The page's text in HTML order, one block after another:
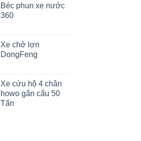
Béc phun xe nước
360
Xe chở lợn
DongFeng
Xe cứu hộ 4 chân
howo gắn cẩu 50
Tấn